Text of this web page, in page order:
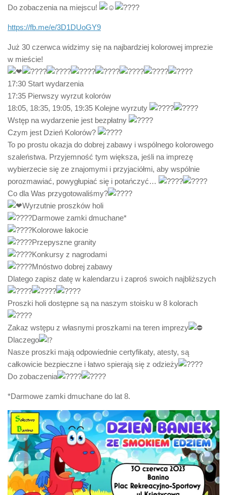
Do zobaczenia na miejscu!
https://fb.me/e/3D1DUoGY9
Już 30 czerwca widzimy się na najbardziej kolorowej imprezie
w mieście!
17:30 Start wydarzenia
17:35 Pierwszy wyrzut kolorów
18:05, 18:35, 19:05, 19:35 Kolejne wyrzuty
Wstęp na wydarzenie jest bezpłatny
Czym jest Dzień Kolorów?
To po prostu okazja do dobrej zabawy i wspólnego kolorowego
szaleństwa. Przyjemność tym większa, jeśli na imprezę
wybierzecie się ze znajomymi i przyjaciółmi, aby wspólnie
porozmawiać, powygłupiać się i potańczyć…
Co dla Was przygotowaliśmy?
Wyrzutnie proszków holi
Darmowe zamki dmuchane*
Kolorowe łakocie
Przepyszne granity
Konkursy z nagrodami
Mnóstwo dobrej zabawy
Dlatego zapisz datę w kalendarzu i zaproś swoich najbliższych
Proszki holi dostępne są na naszym stoisku w 8 kolorach
Zakaz wstępu z własnymi proszkami na teren imprezy
Dlaczego
Nasze proszki mają odpowiednie certyfikaty, atesty, są
całkowicie bezpieczne i łatwo spierają się z odzieży
Do zobaczenia
*Darmowe zamki dmuchane do lat 8.